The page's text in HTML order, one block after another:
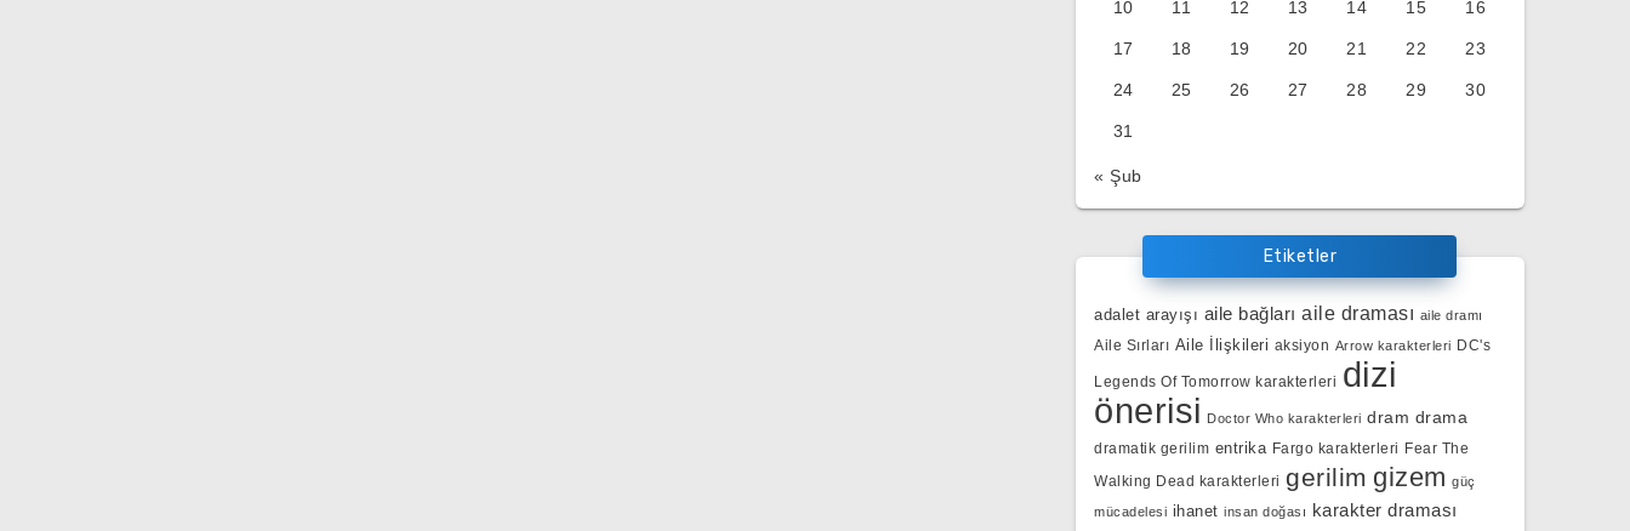
10 11 12 13 14 15 16
17 18 19 20 21 22 23
24 25 26 27 28 29 30
31
« Şub
Etiketler
adalet arayışı aile bağları aile draması aile dramı
Aile Sırları Aile İlişkileri aksiyon Arrow karakterleri DC's
Legends Of Tomorrow karakterleri dizi
önerisi Doctor Who karakterleri dram drama
dramatik gerilim entrika Fargo karakterleri Fear The
Walking Dead karakterleri gerilim gizem güç
mücadelesi ihanet insan doğası karakter draması